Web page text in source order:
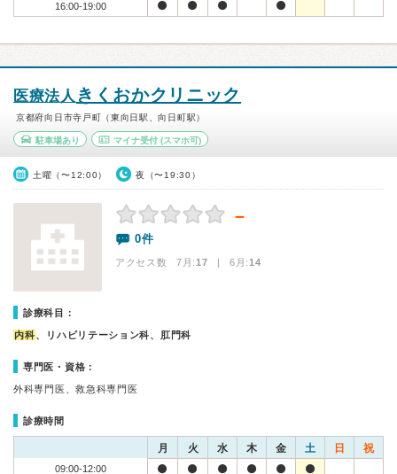
16:00-19:00
医療法人 きくおかクリニック
京都府向日市寺戸町（東向日駅、向日町駅）
駐車場あり マイナ受付(スマホ可)
土曜（〜12:00） 夜（〜19:30）
－
0件
アクセス数 7月:17 | 6月:14
診療科目：
内科、リハビリテーション科、肛門科
専門医・資格：
外科専門医、救急科専門医
診療時間
月 火 水 木 金 土 日 祝
09:00-12:00